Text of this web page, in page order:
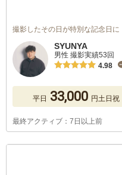
撮影したその日が特別な記念日に
SYUNYA
男性 撮影実績53回
4.98
平日 33,000 円土日祝
最終アクティブ：7日以上前